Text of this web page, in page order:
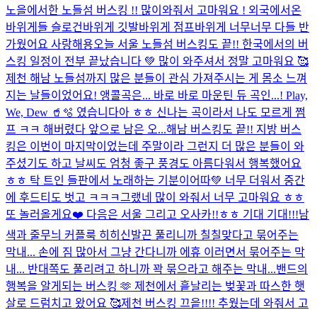
노을에서한 노들섬 버스킹 !! 많이와줘서 고마워요 ! 외국에서온
바위게들 슬로건바위게 깃발바위게 점프바위게 너무너무 다들 반
가웠어요 사랑해용오늘 서울 노들섬 버스킹도 끝!! 한국에서의 버
스킹 일정이 전부 끝났습니다 💚 많이 와주셔서 정말 고마워요 🥰
제천 해남 노들섬까지 많은 분들이 관심 가져주시는 게 몸소 느껴
지는 날들이었어요! 앵콜곡은... 바로 바로 마운틴 듀 곡인...! Play,
We, Dew 🥤🫧 였습니다아 ㅎㅎ 신나는 곡이라서 나도 모르게 쩜
프 ㅋㅋ 해버렸다 앞으로 남은 오...해남 버스킹도 끝!! 지방 버스
킹은 이번이 마지막이었는데 주말이라 그런지 더 많은 분들이 와
주셨기도 하고 날씨도 엄청 좋구 풍경도 아름다워서 행복했어요
ㅎㅎ 탁 트인 들판에서 노래하는 기분이어따💚 너무 더워서 중간
에 후드티도 벗고 ㅋㅋㅋ그랬네 많이 와줘서 너무 고마워요 ㅎㅎ
또 놀러올게요❤️ 다음은 서울 그리고 오사카!!ㅎㅎ 기대 기대!!!남
색과 줄무늬 커플룩 히히 신발끈 풀리니까 칠칠맞다고 묶어주는
막내... 손에 짐 많아서 그냥 간다니까 에휴 이러면서 묶어주는 막
내... 반대쪽도 풀리려고 하니까 꽉 묶으라고 해주는 막내...밴드의
행복을 알게되는 버스킹 🫶 제천에서 흩날리는 벚꽃과 따스한 햇
살로 드럼치고 왔어요 🥰제천 버스킹 끄읕!!!! 추웠는데 와줘서 고